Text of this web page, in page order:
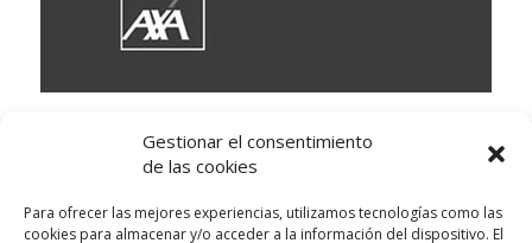
Gestionar el consentimiento
de las cookies
Para ofrecer las mejores experiencias, utilizamos tecnologías como las
cookies para almacenar y/o acceder a la información del dispositivo. El
Av. Doctor Francesc Massana 15 baixos,
Martorell, Barcelona
Delegación: Avinguda Montserrat, 20 local 1 -
Sant Esteve de Sesrovires